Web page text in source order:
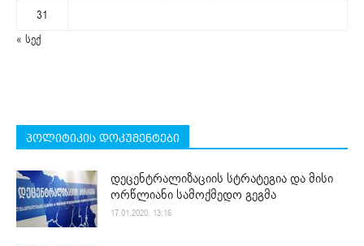
31
« სექ
პოლიტიკის დოკუმენტები
დეცენტრალიზაციის სტრატეგია და მისი
ორწლიანი სამოქმედო გეგმა
17.01.2020. 13:16